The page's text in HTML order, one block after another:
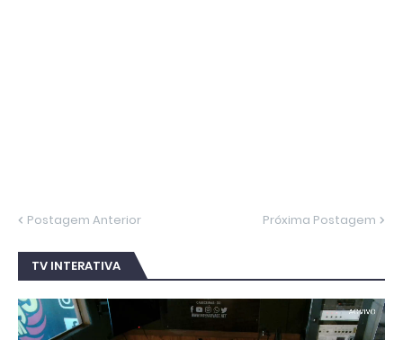
Postagem Anterior Próxima Postagem
TV INTERATIVA